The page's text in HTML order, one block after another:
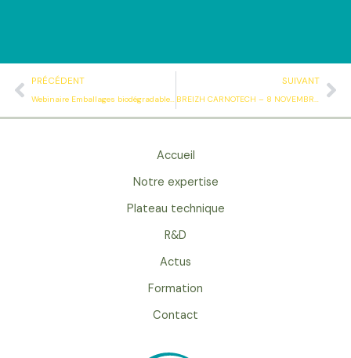
Précédent
PRÉCÉDENT
Webinaire Emballages biodégradables & Méthanisation
SUIVANT
BREIZH CARNOTECH – 8 NOVEMBRE 2022
Accueil
Notre expertise
Plateau technique
R&D
Actus
Formation
Contact